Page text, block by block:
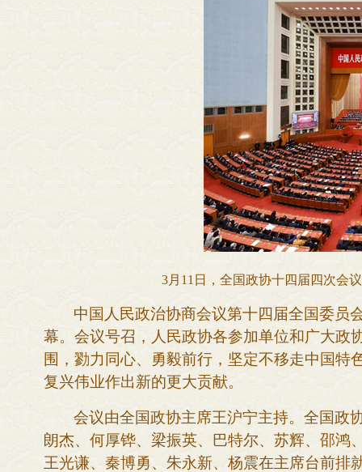
3月11日，全国政协十四届四次会
中国人民政治协商会议第十四届全国委员
幕。会议号召，人民政协各参加单位和广大政
围，勠力同心、勇毅前行，坚定不移走中国
复兴伟业作出新的更大贡献。
会议由全国政协主席王沪宁主持。全国政
朗杰、何厚铧、梁振英、巴特尔、苏辉、邵鸿
王光谦、秦博勇、朱永新、杨震在主席台前排